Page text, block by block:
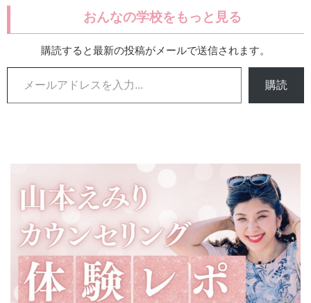
おんなの学校をもっと見る
購読すると最新の投稿がメールで送信されます。
メールアドレスを入力...
購読